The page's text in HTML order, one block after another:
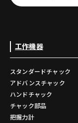
工作機器
スタンダードチャック
アドバンスチャック
ハンドチャック
チャック部品
把握力計